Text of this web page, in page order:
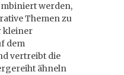
werden,
Themen zu
kleiner
dem
vertreibt die
ähneln